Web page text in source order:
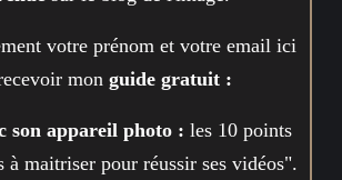
votre prénom et votre email ici
mon guide gratuit :
son appareil photo : les 10 points
à maitriser pour réussir ses vidéos".